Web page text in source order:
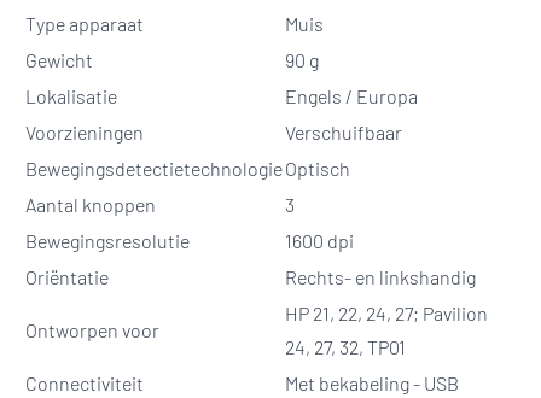
Type apparaat
Muis
Gewicht
90 g
Lokalisatie
Engels / Europa
Voorzieningen
Verschuifbaar
BewegingsdetectietechnologieOptisch
Aantal knoppen
3
Bewegingsresolutie
1600 dpi
Oriëntatie
Rechts- en linkshandig
Ontworpen voor
HP 21, 22, 24, 27; Pavilion
24, 27, 32, TP01
Connectiviteit
Met bekabeling - USB